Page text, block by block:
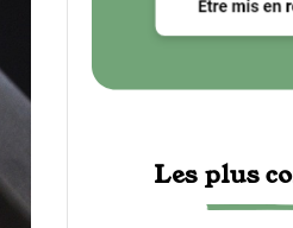
Les plus